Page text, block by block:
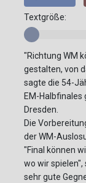
Textgröße:
"Richtung WM
gestalten, von
sagte die 54-
EM-Halbfinales
Dresden.
Die
der WM-
"Final können
wo wir spielen",
sehr gute